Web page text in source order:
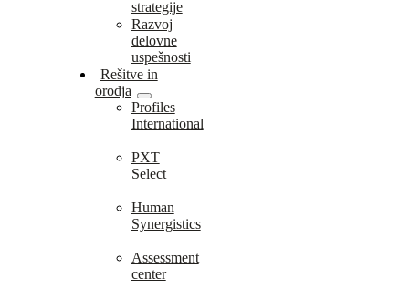
strategije
Razvoj
delovne
uspešnosti
Rešitve in
orodja
Profiles
International
PXT
Select
Human
Synergistics
Assessment
center